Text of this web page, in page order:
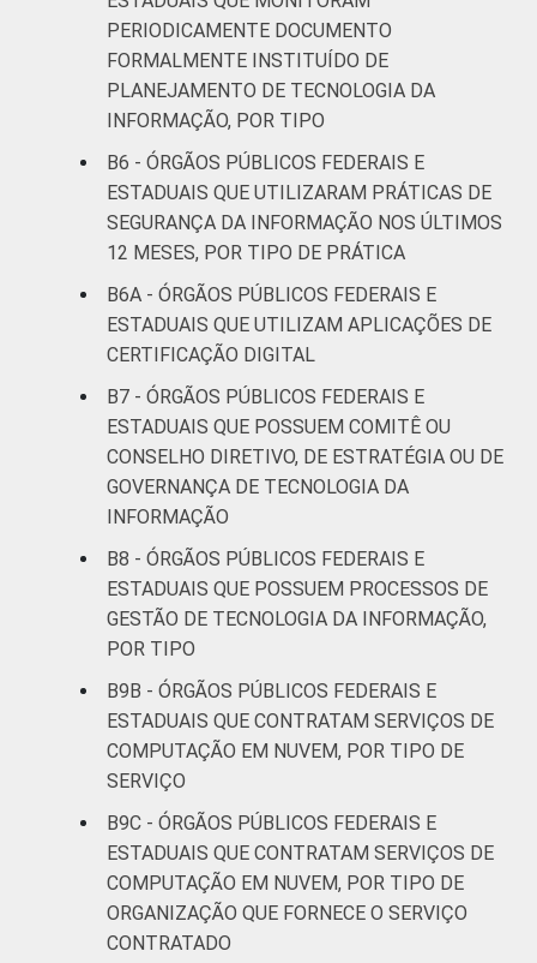
PERIODICAMENTE DOCUMENTO
FORMALMENTE INSTITUÍDO DE
PLANEJAMENTO DE TECNOLOGIA DA
INFORMAÇÃO, POR TIPO
B6 - ÓRGÃOS PÚBLICOS FEDERAIS E
ESTADUAIS QUE UTILIZARAM PRÁTICAS DE
SEGURANÇA DA INFORMAÇÃO NOS ÚLTIMOS
12 MESES, POR TIPO DE PRÁTICA
B6A - ÓRGÃOS PÚBLICOS FEDERAIS E
ESTADUAIS QUE UTILIZAM APLICAÇÕES DE
CERTIFICAÇÃO DIGITAL
B7 - ÓRGÃOS PÚBLICOS FEDERAIS E
ESTADUAIS QUE POSSUEM COMITÊ OU
CONSELHO DIRETIVO, DE ESTRATÉGIA OU DE
GOVERNANÇA DE TECNOLOGIA DA
INFORMAÇÃO
B8 - ÓRGÃOS PÚBLICOS FEDERAIS E
ESTADUAIS QUE POSSUEM PROCESSOS DE
GESTÃO DE TECNOLOGIA DA INFORMAÇÃO,
POR TIPO
B9B - ÓRGÃOS PÚBLICOS FEDERAIS E
ESTADUAIS QUE CONTRATAM SERVIÇOS DE
COMPUTAÇÃO EM NUVEM, POR TIPO DE
SERVIÇO
B9C - ÓRGÃOS PÚBLICOS FEDERAIS E
ESTADUAIS QUE CONTRATAM SERVIÇOS DE
COMPUTAÇÃO EM NUVEM, POR TIPO DE
ORGANIZAÇÃO QUE FORNECE O SERVIÇO
CONTRATADO